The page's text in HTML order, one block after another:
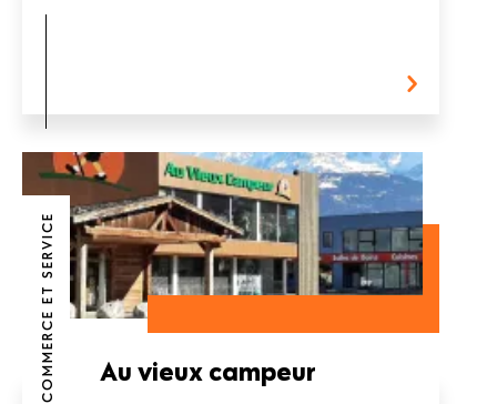
COMMERCE ET SERVICE Au vieux campeur